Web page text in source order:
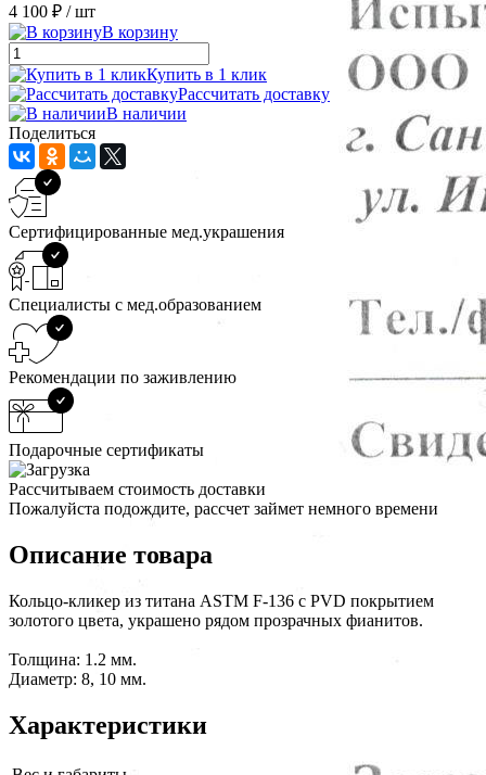
4 100 ₽ / шт
В корзину
Купить в 1 клик
Рассчитать доставку
В наличии
Поделиться
Сертифицированные мед.украшения
Специалисты с мед.образованием
Рекомендации по заживлению
Подарочные сертификаты
Рассчитываем стоимость доставки
Пожалуйста подождите, рассчет займет немного времени
Описание товара
Кольцо-кликер из титана ASTM F-136 с PVD покрытием
золотого цвета, украшено рядом прозрачных фианитов.
Толщина: 1.2 мм.
Диаметр: 8, 10 мм.
Характеристики